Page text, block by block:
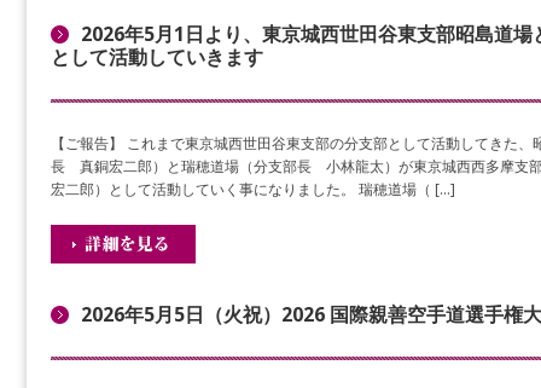
2026年5月1日より、東京城西世田谷東支部昭島道
として活動していきます
【ご報告】 これまで東京城西世田谷東支部の分支部として活動してきた、
長 真銅宏二郎）と瑞穂道場（分支部長 小林龍太）が東京城西西多摩支
宏二郎）として活動していく事になりました。 瑞穂道場（ […]
2026年5月5日（火祝）2026 国際親善空手道選手権